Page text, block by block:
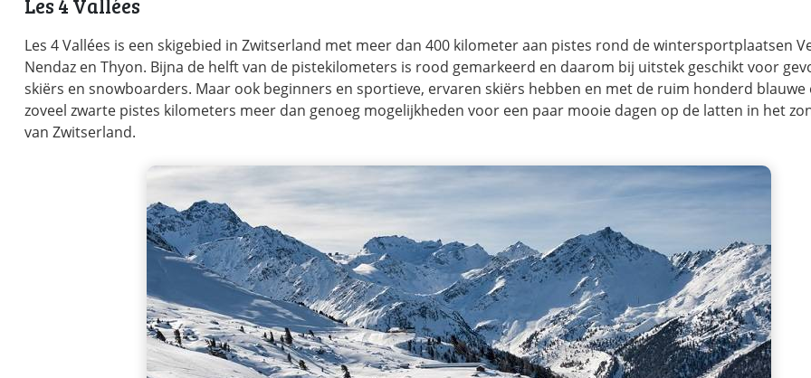
Les 4 Vallées is een skigebied in Zwitserland met meer dan 400 kilometer aan pistes rond de wintersportplaatsen
Nendaz en Thyon. Bijna de helft van de pistekilometers is rood gemarkeerd en daarom bij uitstek geschikt voor
skiërs en snowboarders. Maar ook beginners en sportieve, ervaren skiërs hebben en met de ruim honderd blauwe
zoveel zwarte pistes kilometers meer dan genoeg mogelijkheden voor een paar mooie dagen op de latten in het
van Zwitserland.